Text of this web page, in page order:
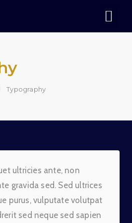
Typography
ultricies ante, non
gravida sed. Sed ultrices
purus, vulputate volutpat
sed neque sed sapien